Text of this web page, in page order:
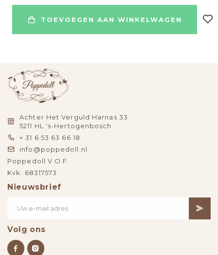
TOEVOEGEN AAN WINKELWAGEN
Achter Het Verguld Harnas 33
5211 HL 's-Hertogenbosch
+ 31 6 53 63 66 18
info@poppedoll.nl
Poppedoll V.O.F.
Kvk: 68317573
Nieuwsbrief
Volg ons